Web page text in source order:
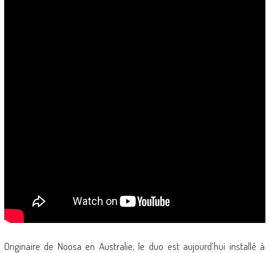
Originaire de Noosa en Australie, le duo est aujourd’hui installé à